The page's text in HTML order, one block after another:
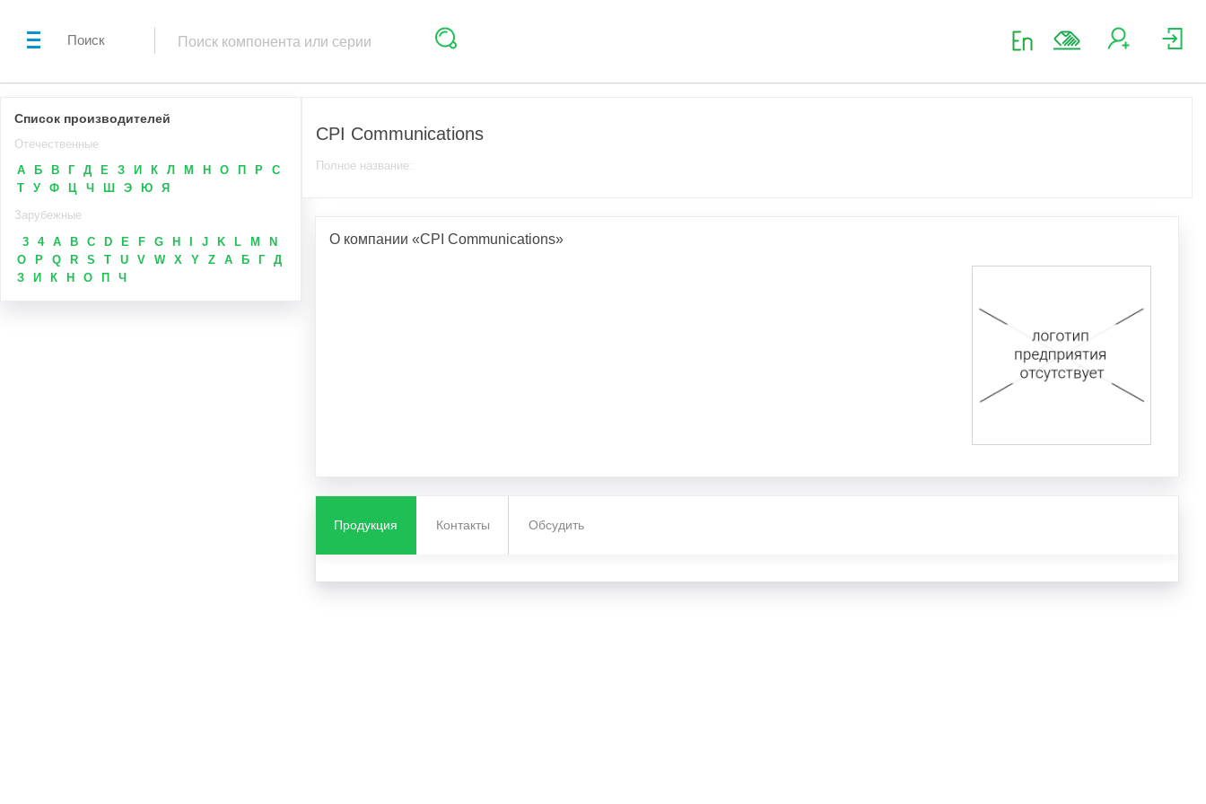
Поиск
Список производителей
Отечественные
А
Б В Г Д Е З И К Л М Н О П Р
С
Т
У Ф Ц Ч Ш Э Ю
Я
Зарубежные
3
4 A B C D E F G H J K L M
N
O
P Q R S T U V W X Y Z А Б Г
Д
З
И К Н О П Ч
CPI Communications
Полное название:
О компании «CPI Communications»
Продукция Контакты Обсудить